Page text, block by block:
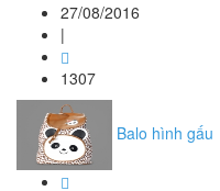
27/08/2016
|
1307
Balo hình gấu